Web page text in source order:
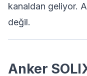
kanaldan geliyor.
değil.
Anker